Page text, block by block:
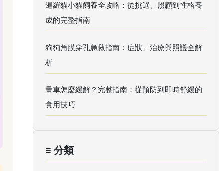
暹羅貓小貓飼養全攻略：從挑選、照顧到性格養
成的完整指南
狗狗角膜穿孔急救指南：症狀、治療與照護全解
析
暈車怎麼緩解？完整指南：從預防到即時舒緩的
實用技巧
≡ 分類